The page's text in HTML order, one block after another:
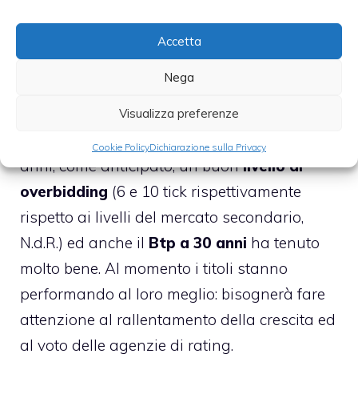
Accetta
Nega
Visualizza preferenze
Cookie PolicyDichiarazione sulla Privacy
rassicurazioni dellaFedsulle prossime
Tecnicamente parlando i Btp Italiani hanno
fatto registrare sulle scadenze a 3 e 7
anni, come anticipato, un buonlivello di
overbidding (6 e 10 tick rispettivamente
rispetto ai livelli del mercato secondario,
N.d.R.) ed anche il Btp a 30 anni ha tenuto
molto bene. Al momento i titoli stanno
performando al loro meglio: bisognerà fare
attenzione al rallentamento della crescita ed
al voto delle agenzie di rating.